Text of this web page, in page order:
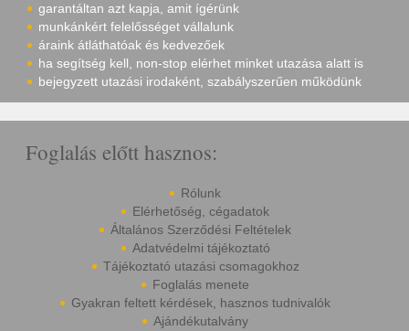
garantáltan azt kapja, amit ígérünk
munkánkért felelősséget vállalunk
áraink átláthatóak és kedvezőek
ha segítség kell, non-stop elérhet minket utazása alatt is
bejegyzett utazási irodaként, szabályszerűen működünk
Foglalás előtt hasznos:
Rólunk
Elérhetőség, cégadatok
Általános Szerződési Feltételek
Adatvédelmi tájékoztató
Tájékoztató utazási csomagokhoz
Foglalás menete
Gyakran feltett kérdések, hasznos tudnivalók
Ajándékutalvány